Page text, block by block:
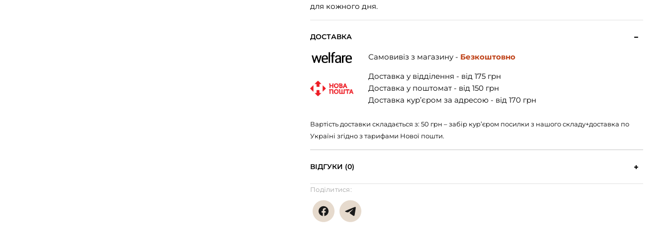
для кожного дня.
ДОСТАВКА
Самовивіз з магазину - Безкоштовно
Доставка у відділення - від 175 грн
Доставка у поштомат - від 150 грн
Доставка кур’єром за адресою - від 170 грн
Вартість доставки складається з: 50 грн – забір кур’єром посилки з нашого складу+доставка по
Україні згідно з тарифами Нової пошти.
ВІДГУКИ (0)
Поділитися: